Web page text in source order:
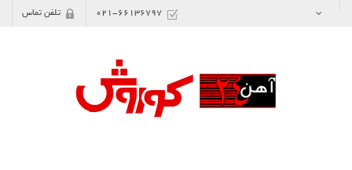
021-66136797 تلفن تماس